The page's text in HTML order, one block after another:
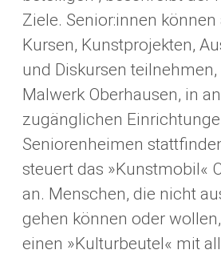
Ziele. Senior:innen
Kursen, Kunstprojekten,
und Diskursen
Malwerk Oberhausen, in
zugänglichen
Seniorenheimen
steuert das »Kunstmobil«
an. Menschen, die nicht
gehen können oder
einen »Kulturbeutel« mit